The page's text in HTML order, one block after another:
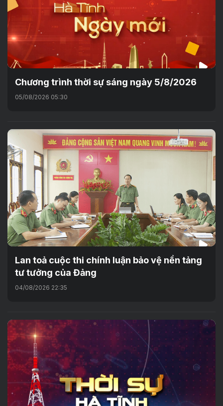
Chương trình thời sự sáng ngày 5/8/2026
05/08/2026 05:30
Lan toả cuộc thi chính luận bảo vệ nền tảng
tư tưởng của Đảng
04/08/2026 22:35